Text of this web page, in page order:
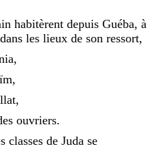
habitèrent depuis Guéba, à
dans les lieux de son ressort,
,
,
,
ouvriers.
classes de Juda se